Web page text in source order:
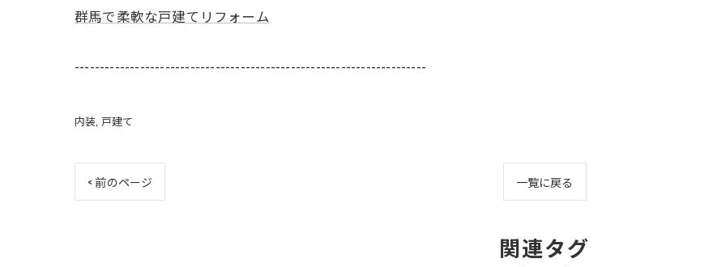
群馬で柔軟な戸建てリフォーム
----------------------------------------------------------------------
内装 戸建て
< 前のページ 一覧に戻る
関連タグ